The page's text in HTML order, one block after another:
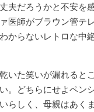
夫だろうかと不安を
医師がブラウン管テ
からないレトロな中
いた笑いが漏れると
。どちらにせよペン
らしく、母親はあく